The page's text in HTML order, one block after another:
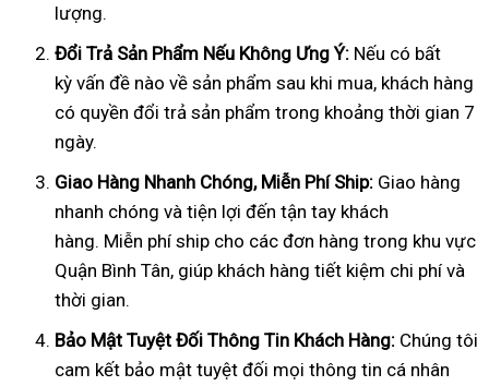
lượng.
Đổi Trả Sản Phẩm Nếu Không Ưng Ý: Nếu có bất
kỳ vấn đề nào về sản phẩm sau khi mua, khách hàng
có quyền đổi trả sản phẩm trong khoảng thời gian 7
ngày.
Giao Hàng Nhanh Chóng, Miễn Phí Ship: Giao hàng
nhanh chóng và tiện lợi đến tận tay khách
hàng. Miễn phí ship cho các đơn hàng trong khu vực
Quận Bình Tân, giúp khách hàng tiết kiệm chi phí và
thời gian.
Bảo Mật Tuyệt Đối Thông Tin Khách Hàng: Chúng tôi
cam kết bảo mật tuyệt đối mọi thông tin cá nhân